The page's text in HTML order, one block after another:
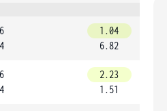
6
4
1.04
6.82
6
4
2.23
1.51